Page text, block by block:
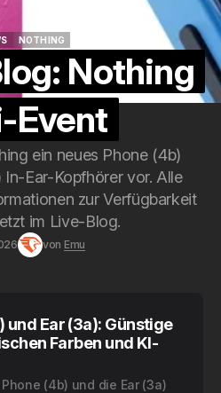
NOTHING
Nothing
Event
ein neues Phone (4b)
Ear-Kopfhörer vor. Alle
zur Verfügbarkeit
im Live-Blog.
von Emu
und Ear (3a): Günstige
Farben und KI-
(4b) und die Ear (3a)